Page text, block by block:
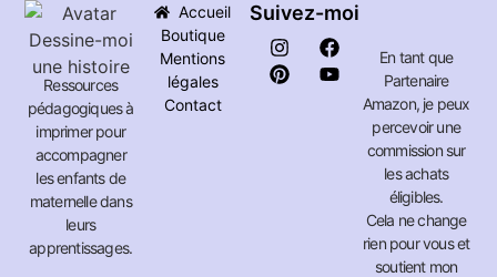
Ressources
pédagogiques à
imprimer pour
accompagner
les enfants de
maternelle dans
leurs
apprentissages.
Accueil
Boutique
Mentions
légales
Contact
Suivez-moi
En tant que
Partenaire
Amazon, je peux
percevoir une
commission sur
les achats
éligibles.
Cela ne change
rien pour vous et
soutient mon